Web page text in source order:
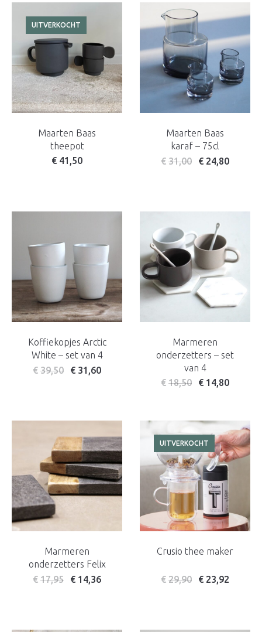
UITVERKOCHT
Maarten Baas
theepot
€ 41,50
Maarten Baas
karaf – 75cl
€ 31,00 € 24,80
Koffiekopjes Arctic
White – set van 4
€ 39,50 € 31,60
Marmeren
onderzetters – set
van 4
€ 18,50 € 14,80
Marmeren
onderzetters Felix
€ 17,95 € 14,36
UITVERKOCHT
Crusio thee maker
€ 29,90 € 23,92